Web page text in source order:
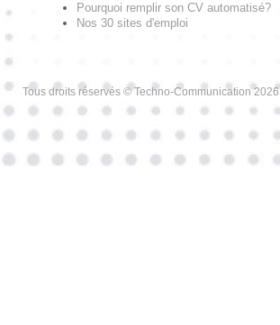
Pourquoi remplir son CV automatisé?
Nos 30 sites d'emploi
Tous droits réservés © Techno-Communication 2026